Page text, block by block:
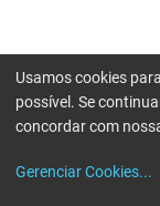
Usamos cookies
possível. Se
concordar com
Gerenciar Cookies...
Erro ao enviar